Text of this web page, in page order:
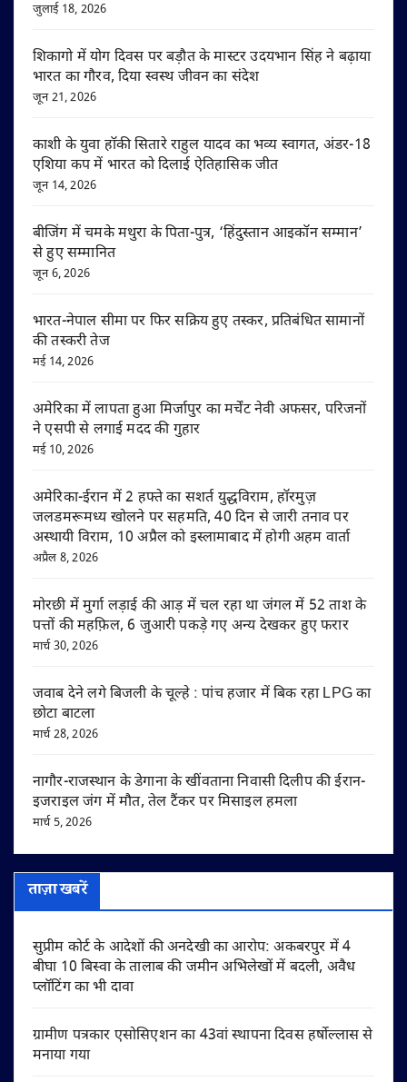
जुलाई 18, 2026
शिकागो में योग दिवस पर बड़ौत के मास्टर उदयभान सिंह ने बढ़ाया
भारत का गौरव, दिया स्वस्थ जीवन का संदेश
जून 21, 2026
काशी के युवा हॉकी सितारे राहुल यादव का भव्य स्वागत, अंडर-18
एशिया कप में भारत को दिलाई ऐतिहासिक जीत
जून 14, 2026
बीजिंग में चमके मथुरा के पिता-पुत्र, ‘हिंदुस्तान आइकॉन सम्मान’
से हुए सम्मानित
जून 6, 2026
भारत-नेपाल सीमा पर फिर सक्रिय हुए तस्कर, प्रतिबंधित सामानों
की तस्करी तेज
मई 14, 2026
अमेरिका में लापता हुआ मिर्जापुर का मर्चेंट नेवी अफसर, परिजनों
ने एसपी से लगाई मदद की गुहार
मई 10, 2026
अमेरिका-ईरान में 2 हफ्ते का सशर्त युद्धविराम, हॉरमुज़
जलडमरूमध्य खोलने पर सहमति, 40 दिन से जारी तनाव पर
अस्थायी विराम, 10 अप्रैल को इस्लामाबाद में होगी अहम वार्ता
अप्रैल 8, 2026
मोरछी में मुर्गा लड़ाई की आड़ में चल रहा था जंगल में 52 ताश के
पत्तों की महफ़िल, 6 जुआरी पकड़े गए अन्य देखकर हुए फरार
मार्च 30, 2026
जवाब देने लगे बिजली के चूल्हे : पांच हजार में बिक रहा LPG का
छोटा बाटला
मार्च 28, 2026
नागौर-राजस्थान के डेगाना के खींवताना निवासी दिलीप की ईरान-
इजराइल जंग में मौत, तेल टैंकर पर मिसाइल हमला
मार्च 5, 2026
ताज़ा खबरें
सुप्रीम कोर्ट के आदेशों की अनदेखी का आरोप: अकबरपुर में 4
बीघा 10 बिस्वा के तालाब की जमीन अभिलेखों में बदली, अवैध
प्लॉटिंग का भी दावा
ग्रामीण पत्रकार एसोसिएशन का 43वां स्थापना दिवस हर्षोल्लास से
मनाया गया